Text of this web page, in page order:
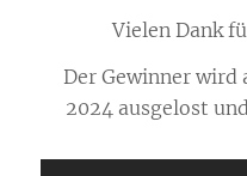
Vielen Dank
Der Gewinner wird
2024 ausgelost